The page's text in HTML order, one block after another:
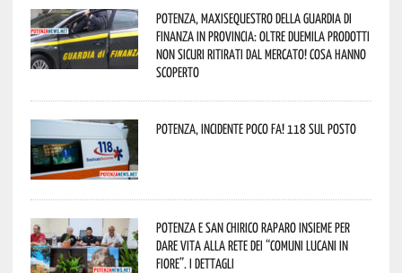
Potenza, maxisequestro della Guardia di
Finanza in provincia: oltre duemila prodotti
non sicuri ritirati dal mercato! Cosa hanno
scoperto
Potenza, incidente poco fa! 118 sul posto
Potenza e San Chirico Raparo insieme per
dare vita alla rete dei “Comuni Lucani in
Fiore”. I dettagli